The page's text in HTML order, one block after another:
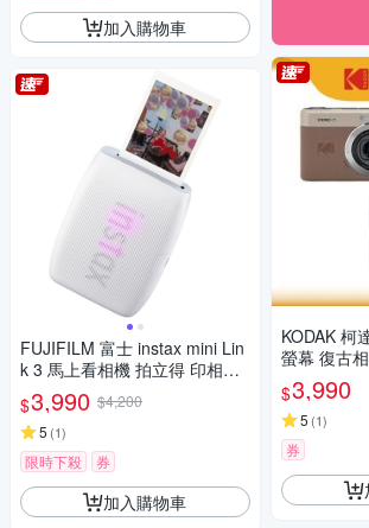
加入購物車
FUJIFILM 富士 instax mini Lin
k 3 馬上看相機 拍立得 印相機
公司貨
$3,990 $4,200
5 (1)
限時下殺 券
加入購物車
KODAK 柯
螢幕 復古
$3,990
5 (1)
券